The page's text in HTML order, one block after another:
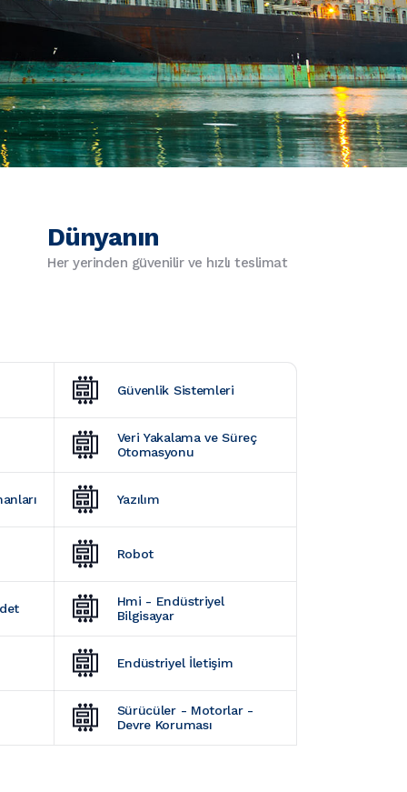
Dünyanın
Her yerinden güvenilir ve hızlı teslimat
Güvenlik Sistemleri
Veri Yakalama ve Süreç
Otomasyonu
Yazılım
Robot
Hmi - Endüstriyel
Bilgisayar
Endüstriyel İletişim
Sürücüler - Motorlar -
Devre Koruması